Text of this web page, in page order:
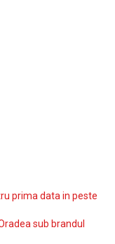
prima data in peste
sub brandul